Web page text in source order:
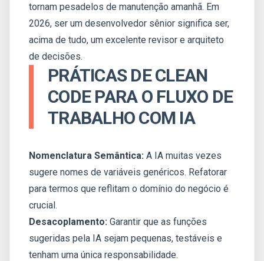
tornam pesadelos de manutenção amanhã. Em
2026, ser um desenvolvedor sênior significa ser,
acima de tudo, um excelente revisor e arquiteto
de decisões.
PRÁTICAS DE CLEAN
CODE PARA O FLUXO DE
TRABALHO COM IA
Nomenclatura Semântica: A IA muitas vezes
sugere nomes de variáveis genéricos. Refatorar
para termos que reflitam o domínio do negócio é
crucial.
Desacoplamento: Garantir que as funções
sugeridas pela IA sejam pequenas, testáveis e
tenham uma única responsabilidade.